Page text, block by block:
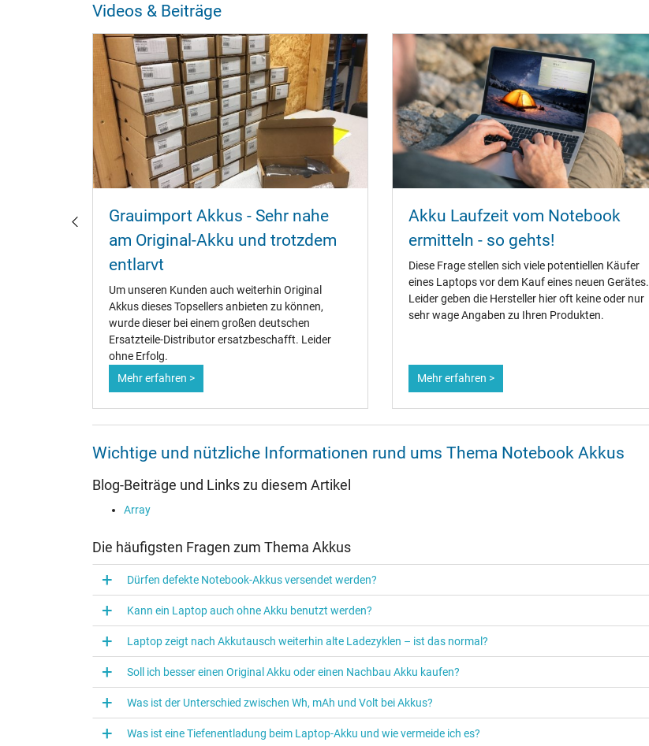
Videos & Beiträge
Grauimport Akkus - Sehr nahe
am Original-Akku und trotzdem
entlarvt
Um unseren Kunden auch weiterhin Original
Akkus dieses Topsellers anbieten zu können,
wurde dieser bei einem großen deutschen
Ersatzteile-Distributor ersatzbeschafft. Leider
ohne Erfolg.
Mehr erfahren >
Akku Laufzeit vom Notebook
ermitteln - so gehts!
Diese Frage stellen sich viele potentiellen Käufer
eines Laptops vor dem Kauf eines neuen Gerätes.
Leider geben die Hersteller hier oft keine oder nur
sehr wage Angaben zu Ihren Produkten.
Mehr erfahren >
Wichtige und nützliche Informationen rund ums Thema Notebook Akkus
Blog-Beiträge und Links zu diesem Artikel
Array
Die häufigsten Fragen zum Thema Akkus
Dürfen defekte Notebook-Akkus versendet werden?
Kann ein Laptop auch ohne Akku benutzt werden?
Laptop zeigt nach Akkutausch weiterhin alte Ladezyklen – ist das normal?
Soll ich besser einen Original Akku oder einen Nachbau Akku kaufen?
Was ist der Unterschied zwischen Wh, mAh und Volt bei Akkus?
Was ist eine Tiefenentladung beim Laptop‑Akku und wie vermeide ich es?